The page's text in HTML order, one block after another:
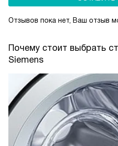
Отзывов пока нет, Ваш отзыв
Почему стоит выбрать
Siemens